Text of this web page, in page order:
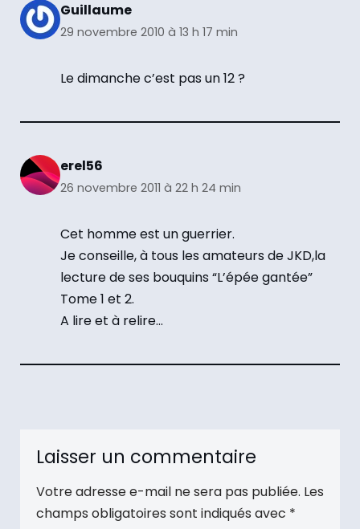
Guillaume
29 novembre 2010 à 13 h 17 min
Le dimanche c’est pas un 12 ?
erel56
26 novembre 2011 à 22 h 24 min
Cet homme est un guerrier.
Je conseille, à tous les amateurs de JKD,la
lecture de ses bouquins “L’épée gantée”
Tome 1 et 2.
A lire et à relire…
Laisser un commentaire
Votre adresse e-mail ne sera pas publiée. Les
champs obligatoires sont indiqués avec *